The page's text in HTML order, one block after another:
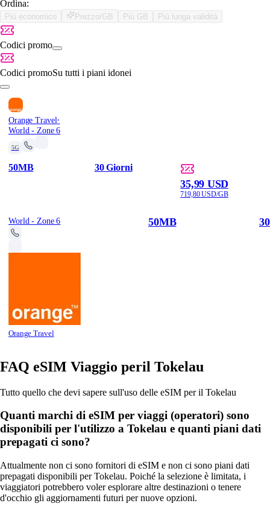
Ordina:
Più economico Prezzo/GB Più GB Più lunga validità
Codici promo
Codici promoSu tutti i piani idonei
Orange Travel·
World - Zone 6
5G
50MB 30 Giorni
35,99 USD
719,80 USD/GB
World - Zone 6
Orange Travel
50MB
FAQ eSIM Viaggio peril Tokelau
Tutto quello che devi sapere sull'uso delle eSIM per il Tokelau
Quanti marchi di eSIM per viaggi (operatori) sono
disponibili per l'utilizzo a Tokelau e quanti piani dati
prepagati ci sono?
Attualmente non ci sono fornitori di eSIM e non ci sono piani dati
prepagati disponibili per Tokelau. Poiché la selezione è limitata, i
viaggiatori potrebbero voler esplorare altre destinazioni o tenere
d'occhio gli aggiornamenti futuri per nuove opzioni.